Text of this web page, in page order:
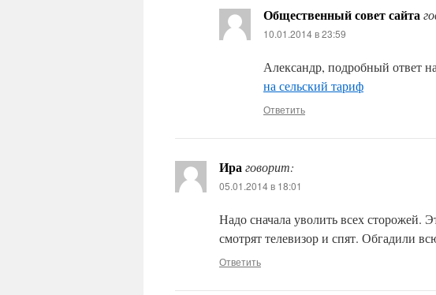
Общественный совет сайта
10.01.2014 в 23:59
Александр, подробный ответ
на сельский тариф
Ответить
Ираговорит:
05.01.2014 в 18:01
Надо сначала уволить всех сторожей.
смотрят телевизор и спят. Обгадили
Ответить